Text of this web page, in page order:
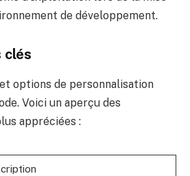
de développement.
clés
options de personnalisation
Voici un aperçu des
appréciées :